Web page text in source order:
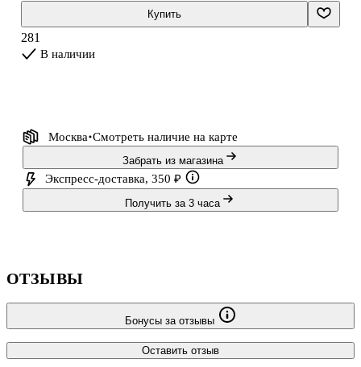
Сюжет сёнэна «Волейбол!» идеально балансирует на стыке
жанров: уютная повседневность школьных будней здесь
сменяется взрывным экшеном на спортивной площадке. Смех,
Купить
281
В наличии
Москва Смотреть наличие на карте
Забрать из магазина
Экспресс-доставка, 350 ₽
Получить за 3 часа
ОТЗЫВЫ
Бонусы за отзывы
Оставить отзыв